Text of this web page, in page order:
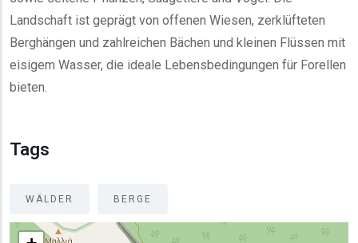
Landschaft ist geprägt von offenen Wiesen, zerklüfteten
Berghängen und zahlreichen Bächen und kleinen Flüssen mit
eisigem Wasser, die ideale Lebensbedingungen für Forellen
bieten.
Tags
WÄLDER BERGE